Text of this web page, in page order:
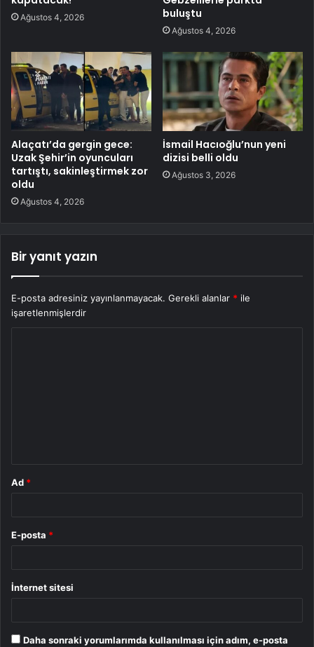
Ağustos 4, 2026
buluştu
Ağustos 4, 2026
Alaçatı’da gergin gece:
Uzak Şehir’in oyuncuları
tartıştı, sakinleştirmek zor
oldu
Ağustos 4, 2026
İsmail Hacıoğlu’nun yeni
dizisi belli oldu
Ağustos 3, 2026
Bir yanıt yazın
E-posta adresiniz yayınlanmayacak. Gerekli alanlar * ile
işaretlenmişlerdir
Ad *
E-posta *
İnternet sitesi
Daha sonraki yorumlarımda kullanılması için adım, e-posta